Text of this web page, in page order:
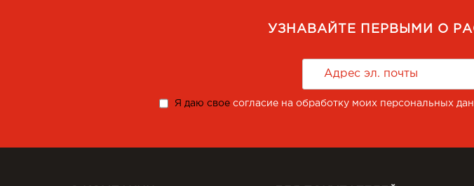
УЗНАВАЙТЕ ПЕРВЫМИ О
Я даю свое согласие на обработку моих персональных